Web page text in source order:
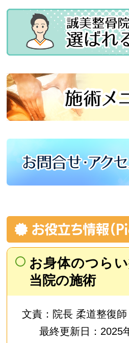
お身体のつら
当院の施術
文責： 院長 柔道整復師
最終更新日：2025